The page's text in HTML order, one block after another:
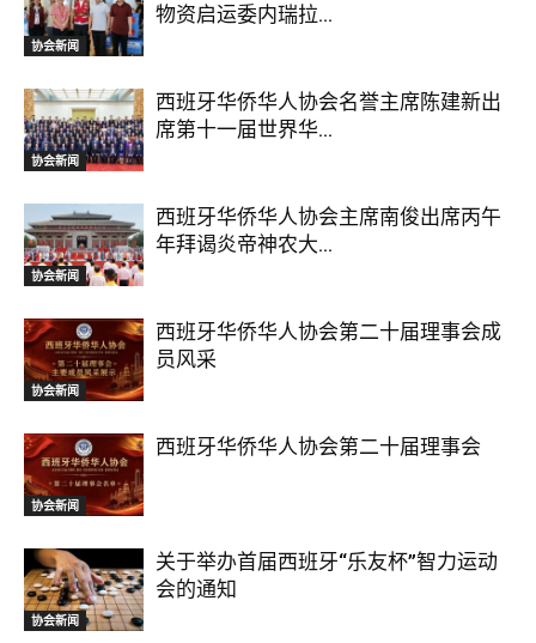
协会新闻
物资启运委内瑞拉...
协会新闻
西班牙华侨华人协会名誉主席陈建新出
席第十一届世界华...
协会新闻
西班牙华侨华人协会主席南俊出席丙午
年拜谒炎帝神农大...
协会新闻
西班牙华侨华人协会第二十届理事会成
员风采
协会新闻
西班牙华侨华人协会第二十届理事会
协会新闻
关于举办首届西班牙“乐友杯”智力运动
会的通知